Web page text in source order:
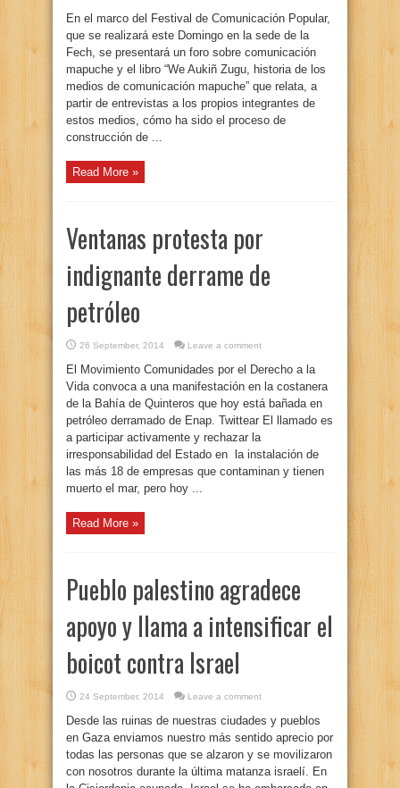
En el marco del Festival de Comunicación Popular,
que se realizará este Domingo en la sede de la
Fech, se presentará un foro sobre comunicación
mapuche y el libro “We Aukiñ Zugu, historia de los
medios de comunicación mapuche” que relata, a
partir de entrevistas a los propios integrantes de
estos medios, cómo ha sido el proceso de
construcción de ...
Read More »
Ventanas protesta por
indignante derrame de
petróleo
26 September, 2014 Leave a comment
El Movimiento Comunidades por el Derecho a la
Vida convoca a una manifestación en la costanera
de la Bahía de Quinteros que hoy está bañada en
petróleo derramado de Enap. Twittear El llamado es
a participar activamente y rechazar la
irresponsabilidad del Estado en la instalación de
las más 18 de empresas que contaminan y tienen
muerto el mar, pero hoy ...
Read More »
Pueblo palestino agradece
apoyo y llama a intensificar el
boicot contra Israel
24 September, 2014 Leave a comment
Desde las ruinas de nuestras ciudades y pueblos
en Gaza enviamos nuestro más sentido aprecio por
todas las personas que se alzaron y se movilizaron
con nosotros durante la última matanza israelí. En